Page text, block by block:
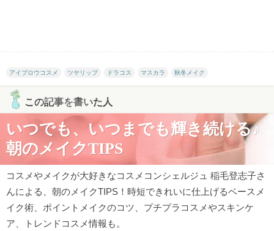
アイブロウコスメ ツヤリップ ドラコス マスカラ 秋冬メイク
この記事を書いた人
いつでも、いつまでも輝き続ける♪
朝のメイクTIPS
コスメやメイクが大好きなコスメコンシェルジュ 稲毛登志子さ
んによる、朝のメイクTIPS！時短できれいに仕上げるベースメ
イク術、ポイントメイクのコツ、プチプラコスメやスキンケ
ア、トレンドコスメ情報も。